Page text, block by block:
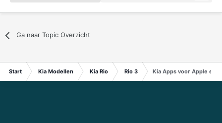
Ga naar Topic Overzicht
Start Kia Modellen Kia Rio Rio 3 Kia Apps voor Apple en